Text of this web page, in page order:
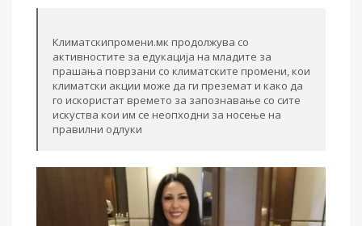
Климатскипромени.мк продолжува со
активностите за едукација на младите за
прашања поврзани со климатските промени, кои
климатски акции може да ги преземат и како да
го искористат времето за запознавање со сите
искуства кои им се неопходни за носење на
правилни одлуки